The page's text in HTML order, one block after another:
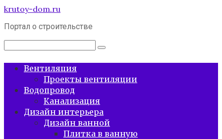
Перейти
контенту
krutoy-dom.ru
Портал о строительстве
Поиск:
Вентиляция
Проекты вентиляции
Водопровод
Канализация
Дизайн интерьера
Дизайн ванной
Плитка в ванную